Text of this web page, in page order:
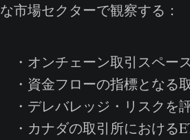
な市場セクターで観察する：
・オンチェーン取引スペー
・資金フローの指標となる
・デレバレッジ・リスクを
・カナダの取引所における